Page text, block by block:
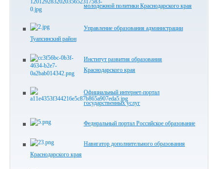
молодежной политики Краснодарского края
Управление образования администрации
Туапсинский район
Институт развития образования
Краснодарского края
Официальный интернет-портал
государственных услуг
Феднральный портал Российское образование
Навигатор дополнительного образования
Краснодарского края